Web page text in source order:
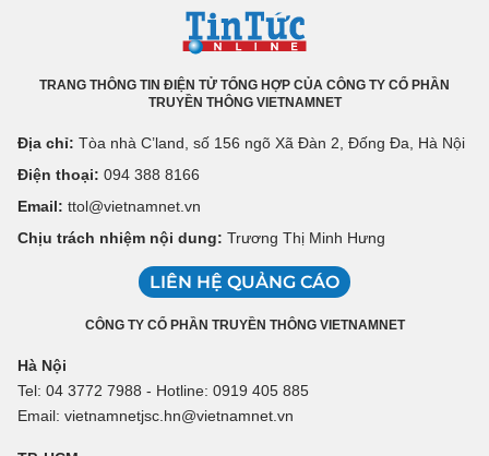
TRANG THÔNG TIN ĐIỆN TỬ TỔNG HỢP CỦA CÔNG TY CỔ PHẦN
TRUYỀN THÔNG VIETNAMNET
Địa chỉ: Tòa nhà C’land, số 156 ngõ Xã Đàn 2, Đống Đa, Hà Nội
Điện thoại: 094 388 8166
Email: ttol@vietnamnet.vn
Chịu trách nhiệm nội dung: Trương Thị Minh Hưng
LIÊN HỆ QUẢNG CÁO
CÔNG TY CỔ PHẦN TRUYỀN THÔNG VIETNAMNET
Hà Nội
Tel: 04 3772 7988 - Hotline: 0919 405 885
Email: vietnamnetjsc.hn@vietnamnet.vn